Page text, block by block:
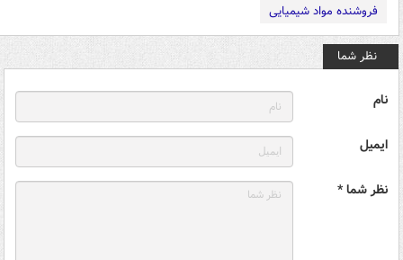
فروشنده مواد شیمیایی
نظر شما
نام
ایمیل
نظر شما *